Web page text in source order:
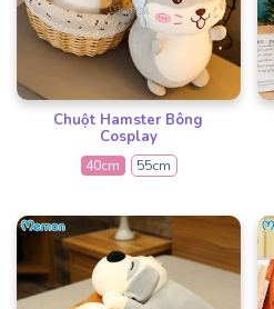
Chuột Hamster Bông
Cosplay
40cm 55cm